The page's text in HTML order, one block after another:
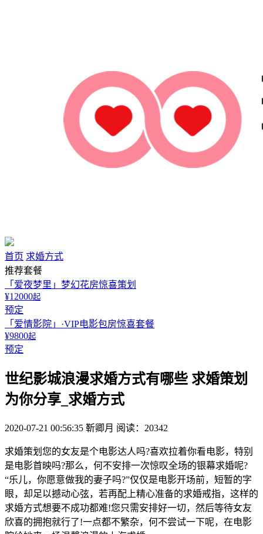
首页 求婚方式
推荐套餐
「爱夜梦里」梦幻花房惊喜策划
¥12000起
预定
「爱情影院」·VIP电影包房惊喜套餐
¥9800起
预定
世纪影城浪漫求婚方式有哪些 求婚策划
为你分享_求婚方式
2020-07-21 00:56:35 靳卿月 阅读：20342
求婚策划您的女友是个电影达人吗?喜欢拉着你看电影，特别
是电影首映吗?那么，何不安排一次惊叹全场的银幕求婚呢?
“乐儿，你愿意做我的妻子吗?”仅仅是电影开场前，短暂的字
眼，却足以撼动心弦，若再配上精心准备的求婚戒指，这样的
求婚方式想要不成功都难!您只需安排好一切，然后等待女友
欣喜的拥抱就行了!一点都不繁杂，何不尝试一下呢，在电影